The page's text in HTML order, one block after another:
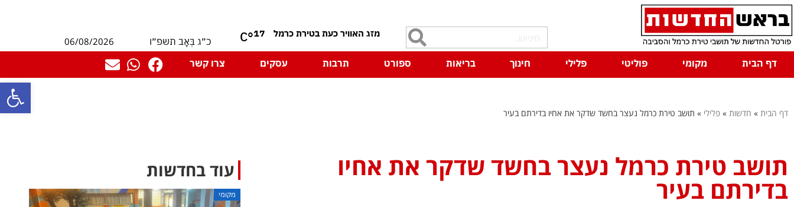
פתח
17
°C כ״ג בְּאָב תשפ״ו
06/08/2026
דף הבית
מקומי פוליטי פלילי חינוך בריאות ספורט תרבות עסקים צרו קשר
דף הבית » חדשות » פלילי » תושב טירת כרמל נעצר בחשד שדקר את אחיו בדירתם בעיר
תושב טירת כרמל נעצר בחשד שדקר את אחיו
בדירתם בעיר
עוד בחדשות
מקומי